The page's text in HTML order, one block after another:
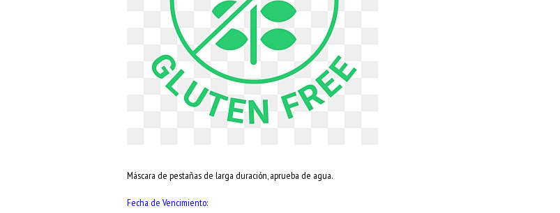
Máscara de pestañas de larga duración, aprueba de agua.
Fecha de Vencimiento: